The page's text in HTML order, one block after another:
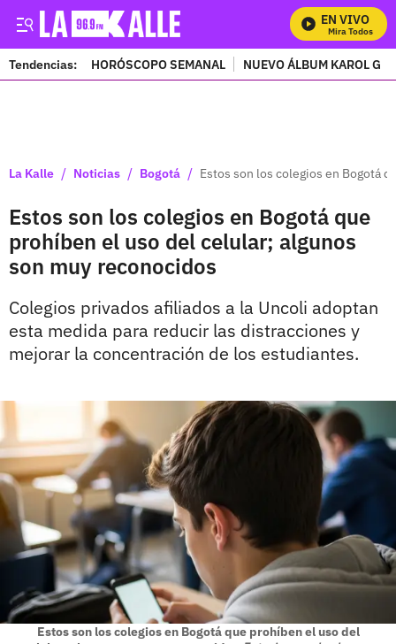
EN VIVO
Mira Todos
Tendencias: HORÓSCOPO SEMANAL NUEVO ÁLBUM KAROL G
La Kalle / Noticias / Bogotá / Estos son los colegios en Bogotá
Estos son los colegios en Bogotá que
prohíben el uso del celular; algunos
son muy reconocidos
Colegios privados afiliados a la Uncoli adoptan
esta medida para reducir las distracciones y
mejorar la concentración de los estudiantes.
Estos son los colegios en Bogotá que prohíben el uso del